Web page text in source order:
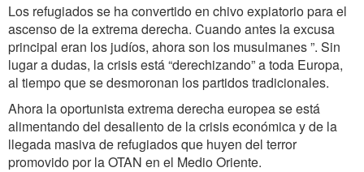
Los refugiados se ha convertido en chivo expiatorio para el
ascenso de la extrema derecha. Cuando antes la excusa
principal eran los judíos, ahora son los musulmanes ”. Sin
lugar a dudas, la crisis está “derechizando” a toda Europa,
al tiempo que se desmoronan los partidos tradicionales.
Ahora la oportunista extrema derecha europea se está
alimentando del desaliento de la crisis económica y de la
llegada masiva de refugiados que huyen del terror
promovido por la OTAN en el Medio Oriente.